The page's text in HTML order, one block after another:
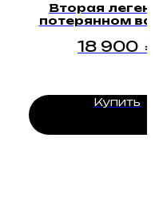
Вторая
потерянном
18 900 ₽
Купить